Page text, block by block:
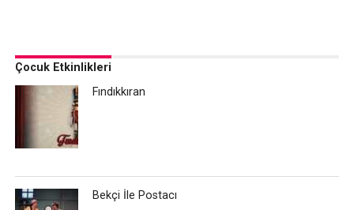
Çocuk Etkinlikleri
Fındıkkıran
Bekçi İle Postacı